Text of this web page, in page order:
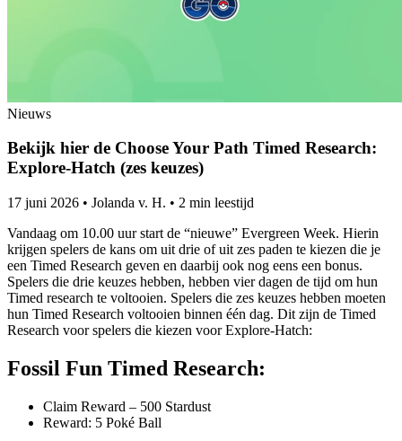
Nieuws
Bekijk hier de Choose Your Path Timed Research:
Explore-Hatch (zes keuzes)
17 juni 2026 • Jolanda v. H. • 2 min leestijd
Vandaag om 10.00 uur start de “nieuwe” Evergreen Week. Hierin
krijgen spelers de kans om uit drie of uit zes paden te kiezen die je
een Timed Research geven en daarbij ook nog eens een bonus.
Spelers die drie keuzes hebben, hebben vier dagen de tijd om hun
Timed research te voltooien. Spelers die zes keuzes hebben moeten
hun Timed Research voltooien binnen één dag. Dit zijn de Timed
Research voor spelers die kiezen voor Explore-Hatch:
Fossil Fun Timed Research:
Claim Reward – 500 Stardust
Reward: 5 Poké Ball